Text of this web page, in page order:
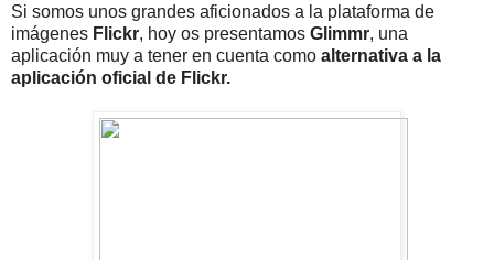
Si somos unos grandes aficionados a la plataforma de
imágenes Flickr, hoy os presentamos Glimmr, una
aplicación muy a tener en cuenta como alternativa a la
aplicación oficial de Flickr.